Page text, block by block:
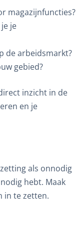
magazijnfuncties?
je
de arbeidsmarkt?
gebied?
inzicht in de
en je
als onnodig
hebt. Maak
in te zetten.